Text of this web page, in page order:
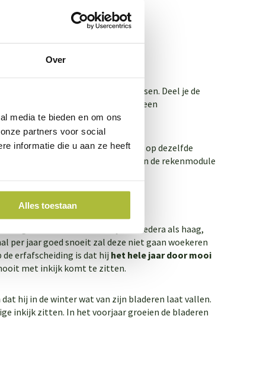
Over
media te bieden en om ons
partners voor social
informatie die u aan ze heeft
Alles toestaan
af van je eigen tuin en wensen. Deel je de
onze groene erfafscheidingen zit een
in je tuin! Het planten gaat op dezelfde
kant en klaar hagen kun je in de rekenmodule
mensen schrikken bij een Hedera als haag,
per jaar goed snoeit zal deze niet gaan woekeren
erfafscheiding is dat hij het hele jaar door mooi
nooit met inkijk komt te zitten.
dat hij in de winter wat van zijn bladeren laat vallen.
inkijk zitten. In het voorjaar groeien de bladeren